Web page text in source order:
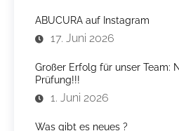
ABUCURA auf Instagram
17. Juni 2026
Großer Erfolg für unser Team:
Prüfung!!!
1. Juni 2026
Was gibt es neues ?